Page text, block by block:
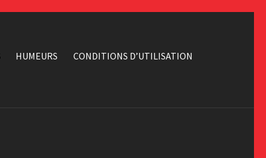
HUMEURS
CONDITIONS D’UTILISATION